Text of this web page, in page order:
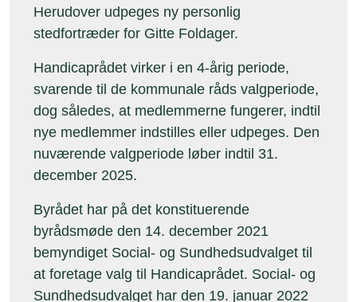
Herudover udpeges ny personlig
stedfortræder for Gitte Foldager.
Handicaprådet virker i en 4-årig periode,
svarende til de kommunale råds valgperiode,
dog således, at medlemmerne fungerer, indtil
nye medlemmer indstilles eller udpeges. Den
nuværende valgperiode løber indtil 31.
december 2025.
Byrådet har på det konstituerende
byrådsmøde den 14. december 2021
bemyndiget Social- og Sundhedsudvalget til
at foretage valg til Handicaprådet. Social- og
Sundhedsudvalget har den 19. januar 2022